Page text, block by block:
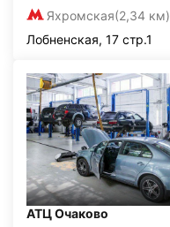
Яхромская(2,34 км)
Лобненская, 17 стр.1
АТЦ Очаково